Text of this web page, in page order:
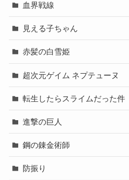
血界戦線
見える子ちゃん
赤髪の白雪姫
超次元ゲイム ネプテューヌ
転生したらスライムだった件
進撃の巨人
鋼の錬金術師
防振り